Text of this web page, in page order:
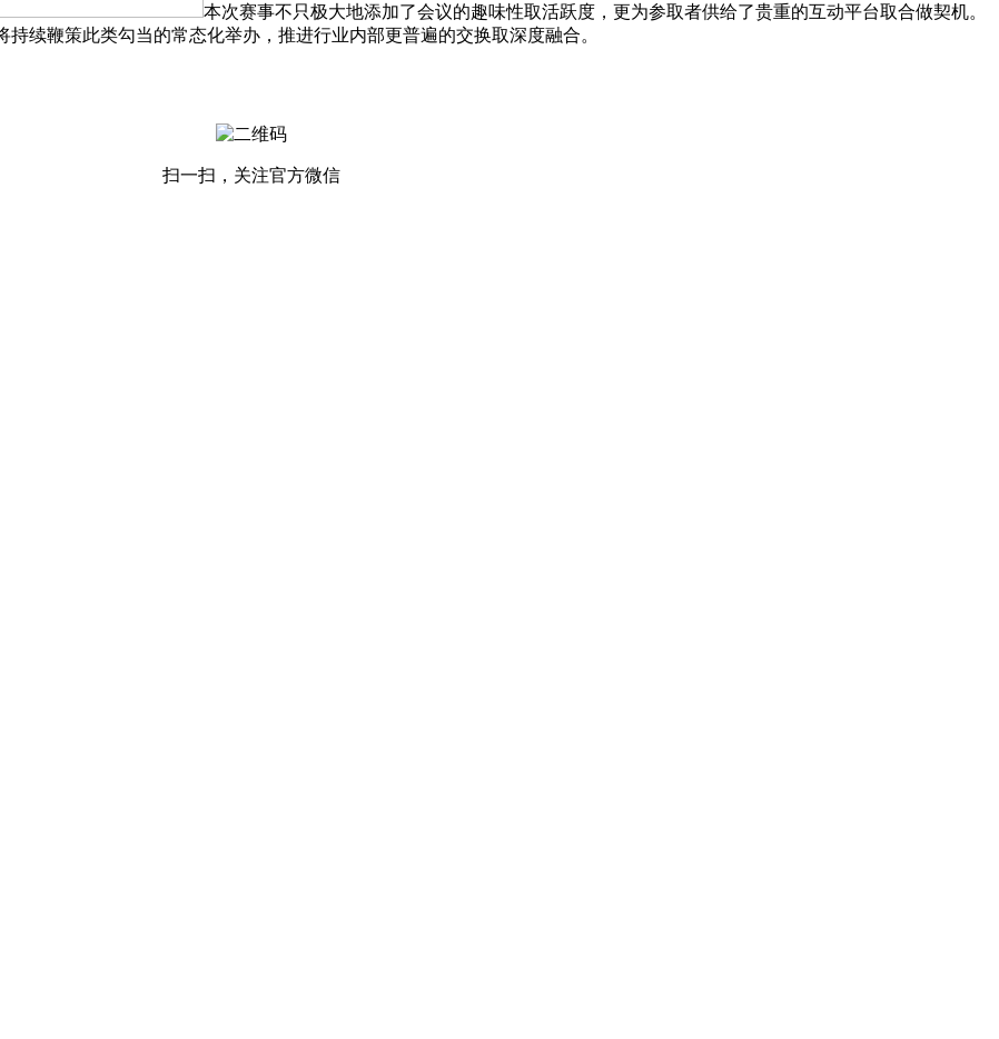
本次赛事不只极大地添加了会议的趣味性取活跃度，更为参取者供给了贵重的互动平台取合做契机。
持续鞭策此类勾当的常态化举办，推进行业内部更普遍的交换取深度融合。
扫一扫，关注官方微信